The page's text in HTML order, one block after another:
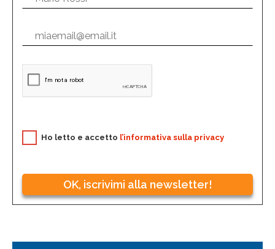
Ho letto e accetto l’informativa sulla privacy
OK, iscrivimi alla newsletter!